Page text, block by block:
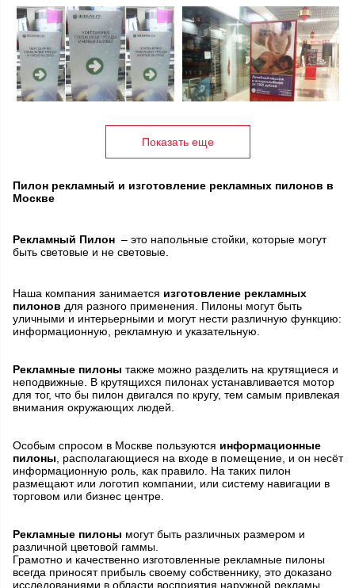
Показать еще
Пилон рекламный и изготовление рекламных пилонов в
Москве
Рекламный Пилон – это напольные стойки, которые могут
быть световые и не световые.
Наша компания занимается изготовление рекламных
пилонов для разного применения. Пилоны могут быть
уличными и интерьерными и могут нести различную функцию:
информационную, рекламную и указательную.
Рекламные пилоны также можно разделить на крутящиеся и
неподвижные. В крутящихся пилонах устанавливается мотор
для тог, что бы пилон двигался по кругу, тем самым привлекая
внимания окружающих людей.
Особым спросом в Москве пользуются информационные
пилоны , располагающиеся на входе в помещение, и он несёт
информационную роль, как правило. На таких пилон
размещают или логотип компании, или систему навигации в
торговом или бизнес центре.
Рекламные пилоны могут быть различных размером и
различной цветовой гаммы.
Грамотно и качественно изготовленные рекламные пилоны
всегда приносят прибыль своему собственнику, это доказано
исследованиями в области восприятия наружной рекламы.